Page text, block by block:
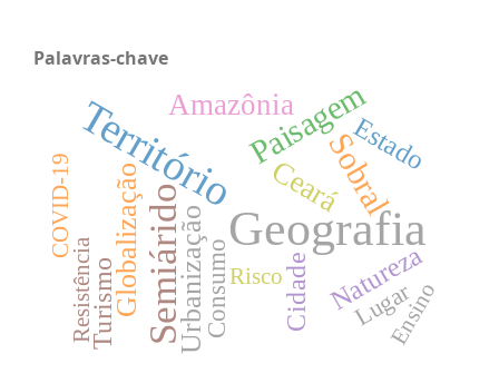
Palavras-chave
Geografia
Território
Semiárido
Sobral
Paisagem
Ceará
Amazônia
Globalização Urbanização
Turismo Cidade Natureza
Estado
Consumo Lugar
Resistência Risco
Ensino
COVID-19